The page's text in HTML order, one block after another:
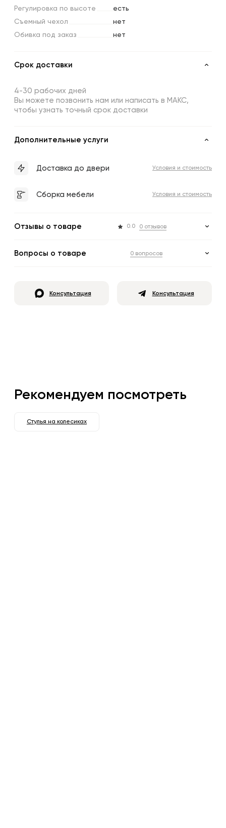
Регулировка по высоте
есть
Съемный чехол
нет
Обивка под заказ нет
Срок доставки
4-30 рабочих дней
Вы можете позвонить нам или написать в МАКС,
чтобы узнать точный срок доставки
Дополнительные услуги
Доставка до двери Условия и стоимость
Сборка мебели Условия и стоимость
Отзывы о товаре 0.0 0 отзывов
Вопросы о товаре 0 вопросов
Консультация Консультация
Рекомендуем посмотреть
Стулья на колесиках